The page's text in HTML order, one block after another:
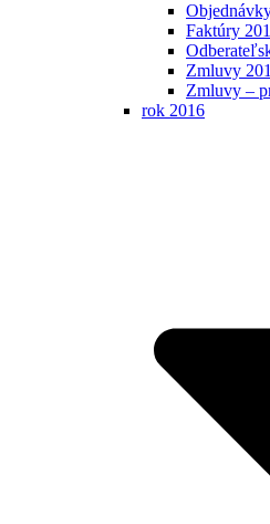
Faktúry
Zmluvy
Zmluvy –
rok 2016